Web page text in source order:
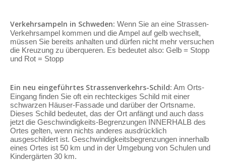
Verkehrsampeln in Schweden: Wenn Sie an eine Strassen-
Verkehrsampel kommen und die Ampel auf gelb wechselt,
müssen Sie bereits anhalten und dürfen nicht mehr versuchen
die Kreuzung zu überqueren. Es bedeutet also: Gelb = Stopp
und Rot = Stopp
Ein neu eingeführtes Strassenverkehrs-Schild: Am Orts-
Eingang finden Sie oft ein rechteckiges Schild mit einer
schwarzen Häuser-Fassade und darüber der Ortsname.
Dieses Schild bedeutet, das der Ort anfängt und auch dass
jetzt die Geschwindigkeits-Begrenzungen INNERHALB des
Ortes gelten, wenn nichts anderes ausdrücklich
ausgeschildert ist. Geschwindigkeitsbegrenzungen innerhalb
eines Ortes ist 50 km und in der Umgebung von Schulen und
Kindergärten 30 km.